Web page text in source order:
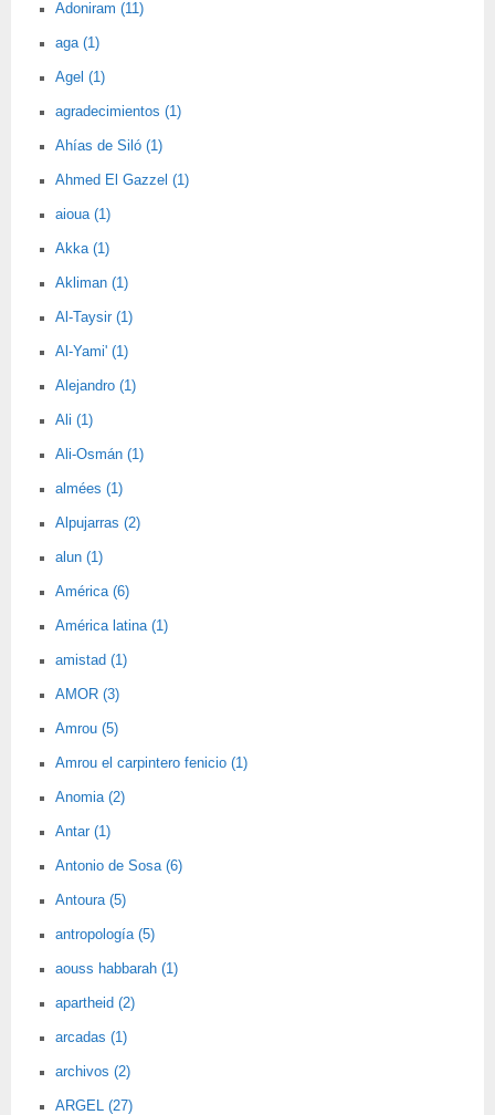
Adoniram (11)
aga (1)
Agel (1)
agradecimientos (1)
Ahías de Siló (1)
Ahmed El Gazzel (1)
aioua (1)
Akka (1)
Akliman (1)
Al-Taysir (1)
Al-Yami' (1)
Alejandro (1)
Ali (1)
Ali-Osmán (1)
almées (1)
Alpujarras (2)
alun (1)
América (6)
América latina (1)
amistad (1)
AMOR (3)
Amrou (5)
Amrou el carpintero fenicio (1)
Anomia (2)
Antar (1)
Antonio de Sosa (6)
Antoura (5)
antropología (5)
aouss habbarah (1)
apartheid (2)
arcadas (1)
archivos (2)
ARGEL (27)